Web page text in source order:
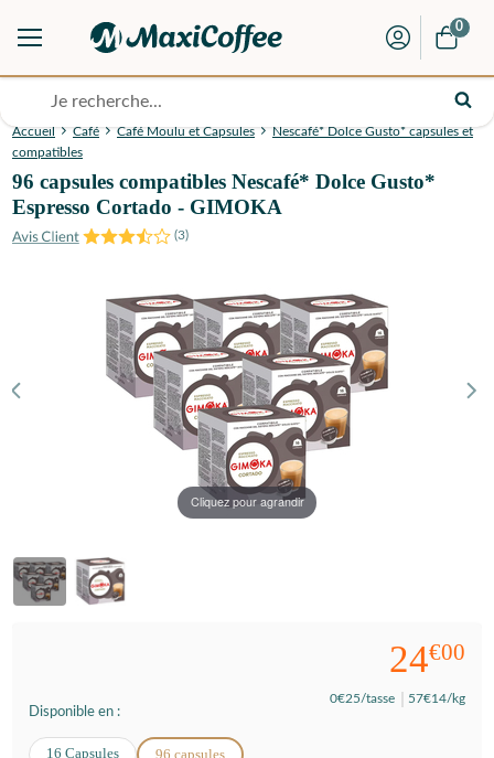
0
Accueil Café Café Moulu et Capsules
Nescafé* Dolce Gusto* capsules et
compatibles
96 capsules compatibles Nescafé* Dolce Gusto*
Espresso Cortado - GIMOKA
(3)
Cliquez pour agrandir
24€00
0€25/tasse 57€14/kg
Disponible en :
16 Capsules 96 capsules